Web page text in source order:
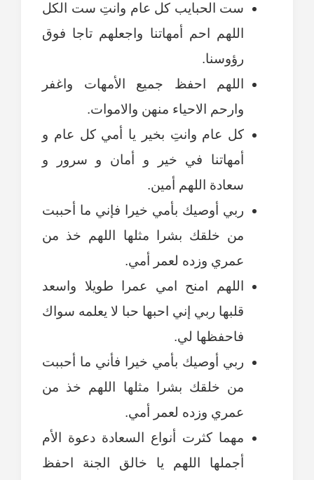
ست الحبايب كل عام وانتِ ست الكل
اللهم احم أمهاتنا واجعلهم تاجا فوق
رؤوسنا.
اللهم احفظ جميع الأمهات واغفر
وارحم الاحياء منهن والاموات.
كل عام وانتِ بخير يا أمي كل عام و
أمهاتنا في خير و أمان و سرور و
سعادة اللهم أمين.
ربي أوصيك بأمي خيرا فإني ما أحببت
من خلقك بشرا مثلها اللهم خذ من
عمري وزده لعمر أمي.
اللهم امنح امي عمرا طويلا واسعد
قلبها ربي إني احبها حبا لا يعلمه سواك
فاحفظها لي.
ربي أوصيك بأمي خيرا فأني ما أحببت
من خلقك بشرا مثلها اللهم خذ من
عمري وزده لعمر أمي.
مهما كثرت أنواع السعادة دعوة الأم
أجملها اللهم يا خالق الجنة احفظ